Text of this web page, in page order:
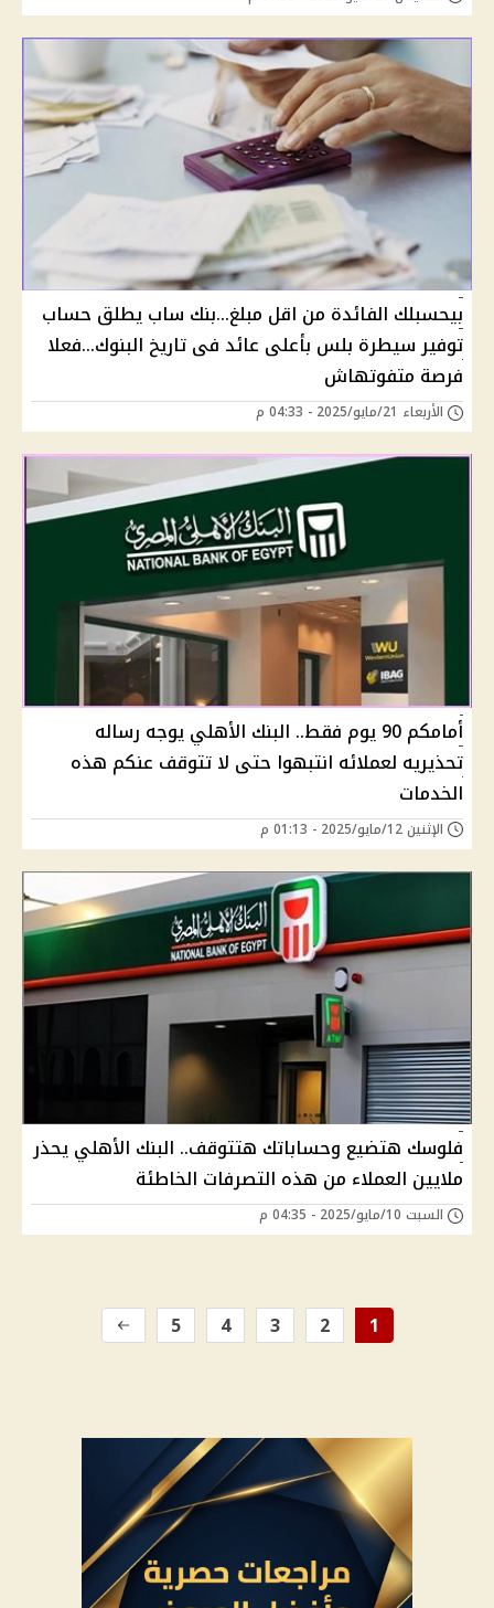
بيحسبلك الفائدة من اقل مبلغ...بنك ساب يطلق حساب
توفير سيطرة بلس بأعلى عائد فى تاريخ البنوك...فعلا
فرصة متفوتهاش
الأربعاء 21/مايو/2025 - 04:33 م
أمامكم 90 يوم فقط.. البنك الأهلي يوجه رساله
تحذيريه لعملائه انتبهوا حتى لا تتوقف عنكم هذه
الخدمات
الإثنين 12/مايو/2025 - 01:13 م
فلوسك هتضيع وحساباتك هتتوقف.. البنك الأهلي يحذر
ملايين العملاء من هذه التصرفات الخاطئة
السبت 10/مايو/2025 - 04:35 م
1
2
3
4
5